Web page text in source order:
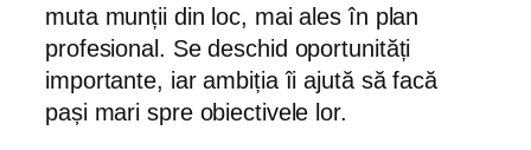
muta munții din loc, mai ales în plan
profesional. Se deschid oportunități
importante, iar ambiția îi ajută să facă
pași mari spre obiectivele lor.